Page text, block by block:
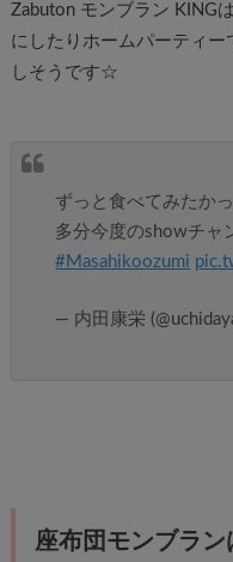
Zabuton モンブラン KING
にしたりホームパーティー
しそうです☆
ずっと食べてみたか
多分今度のshowチャ
#Masahikoozumi
— 内田康栄
座布団モンブラ